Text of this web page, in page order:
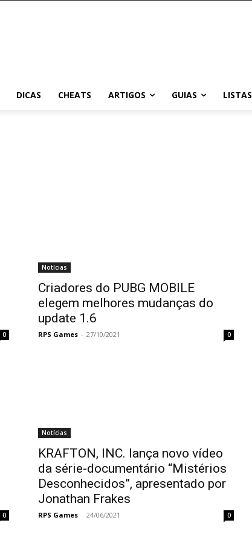
DICAS CHEATS ARTIGOS GUIAS LISTAS
0
Notícias
Criadores do PUBG MOBILE
elegem melhores mudanças do
update 1.6
RPS Games - 27/10/2021 0
0
Notícias
KRAFTON, INC. lança novo vídeo
da série-documentário “Mistérios
Desconhecidos”, apresentado por
Jonathan Frakes
RPS Games - 24/06/2021 0